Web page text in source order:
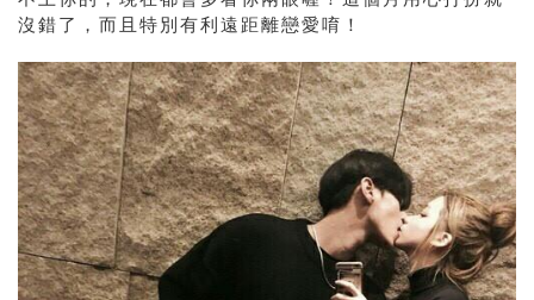
沒錯了，而且特別有利遠距離戀愛唷！